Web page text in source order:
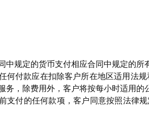
中规定的货币支付相应合同中规定的所
何付款应在扣除客户所在地区适用法
务，除费用外，客户将按每小时适用的
支付的任何款项，客户同意按照法律